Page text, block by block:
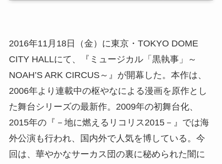
2016年11月18日（金）に東京・TOKYO DOME
CITY HALLにて、『ミュージカル「黒執事」～
NOAH’S ARK CIRCUS～』が開幕した。本作は、
2006年より連載中の枢やなによる漫画を原作とし
た舞台シリーズの最新作。2009年の初舞台化、
2015年の『－地に燃えるリコリス2015－』では海
外公演も行われ、国内外で人気を博している。今
回は、華やかなサーカス団の裏に秘められた闇に